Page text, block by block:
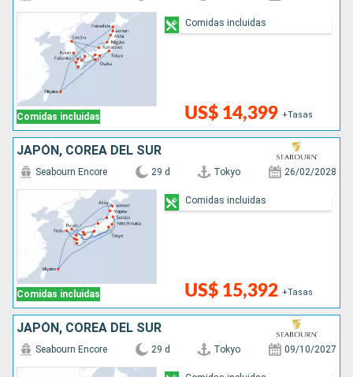
Comidas incluidas US$ 14,399 +Tasas
Comidas incluidas
JAPÓN, COREA DEL SUR
Comidas incluidas
Seabourn Encore 29 d Tokyo 26/02/2028
US$ 15,392 +Tasas
Comidas incluidas
JAPÓN, COREA DEL SUR
Seabourn Encore 29 d Tokyo 09/10/2027